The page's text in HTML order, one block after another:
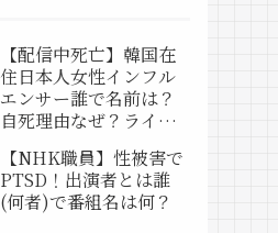
【配信中死亡】韓国在
住日本人女性インフル
エンサー誰で名前は？
自死理由なぜ？ライブ
【NHK職員】性被害で
PTSD！出演者とは誰
(何者)で番組名は何？